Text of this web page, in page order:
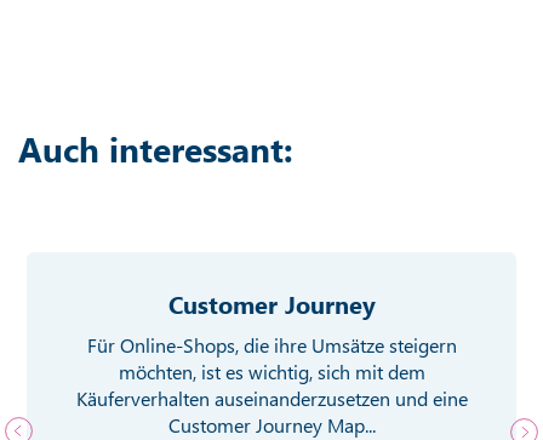
Auch interessant:
Customer Journey
Für Online-Shops, die ihre Umsätze steigern
möchten, ist es wichtig, sich mit dem
Käuferverhalten auseinanderzusetzen und eine
Customer Journey Map...